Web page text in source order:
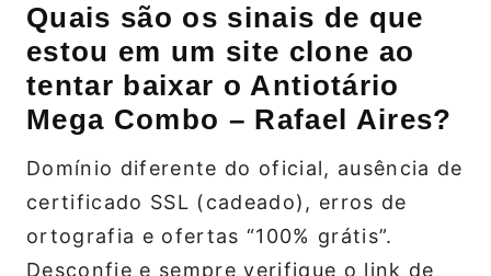
Quais são os sinais de que
estou em um site clone ao
tentar baixar o Antiotário
Mega Combo – Rafael Aires?
Domínio diferente do oficial, ausência de
certificado SSL (cadeado), erros de
ortografia e ofertas “100% grátis”.
Desconfie e sempre verifique o link de